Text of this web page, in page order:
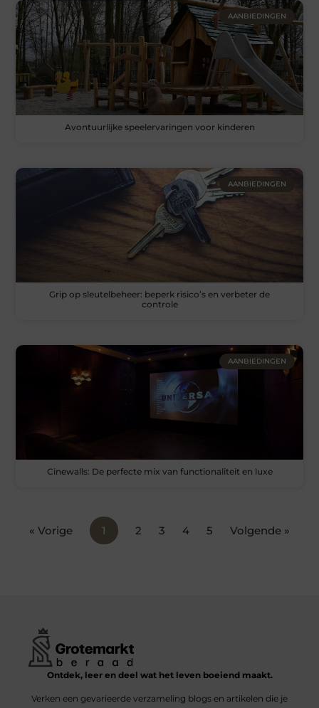
AANBIEDINGEN
Avontuurlijke speelervaringen voor kinderen
AANBIEDINGEN
Grip op sleutelbeheer: beperk risico’s en verbeter de
controle
AANBIEDINGEN
Cinewalls: De perfecte mix van functionaliteit en luxe
« Vorige 1 2 3 4 5 Volgende »
Ontdek, leer en deel wat het leven boeiend maakt.
Verken een gevarieerde verzameling blogs en artikelen die je